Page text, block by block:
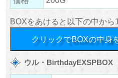
BOXをあけると以下の中から
クリックでBOXの中身
ウル・BirthdayEXSPBOX